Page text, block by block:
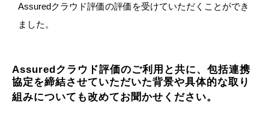
Assuredクラウド評価の評価を受けていただくことができ
ました。
Assuredクラウド評価のご利用と共に、包括連携
協定を締結させていただいた背景や具体的な取り
組みについても改めてお聞かせください。